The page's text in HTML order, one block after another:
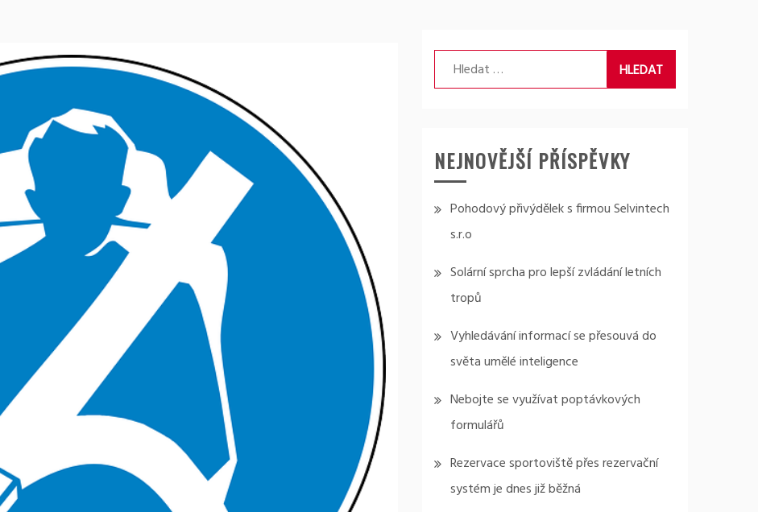
Vyhledávání
NEJNOVĚJŠÍ PŘÍSPĚVKY
Pohodový přivýdělek s firmou Selvintech
s.r.o
Solární sprcha pro lepší zvládání letních
tropů
Vyhledávání informací se přesouvá do
světa umělé inteligence
Nebojte se využívat poptávkových
formulářů
Rezervace sportoviště přes rezervační
systém je dnes již běžná